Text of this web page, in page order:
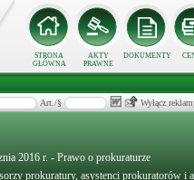
STRONA
GŁÓWNA
AKTY
PRAWNE
DOKUMENTY
Art./§ Wyłącz
2016 r. - Prawo o prokuraturze
prokuratury, asystenci prokuratorów i